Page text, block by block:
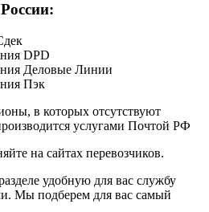
DPD
Деловые Линии
Пэк
в которых отсутствуют
услугами Почтой РФ
на сайтах перевозчиков.
удобную для вас службу
Мы подберем для вас самый